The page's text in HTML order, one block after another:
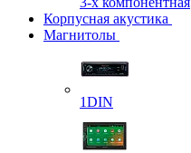
Корпусная акустика
Магнитолы
1DIN